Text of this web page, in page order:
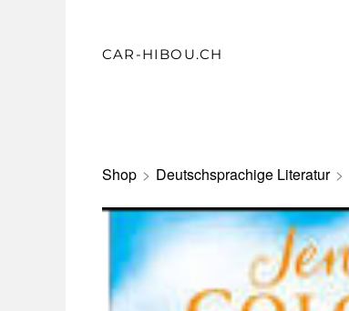
CAR-HIBOU.CH
Shop > Deutschsprachige Literatur >